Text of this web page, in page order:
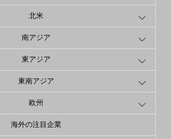
北米
南アジア
東アジア
東南アジア
欧州
海外の注目企業